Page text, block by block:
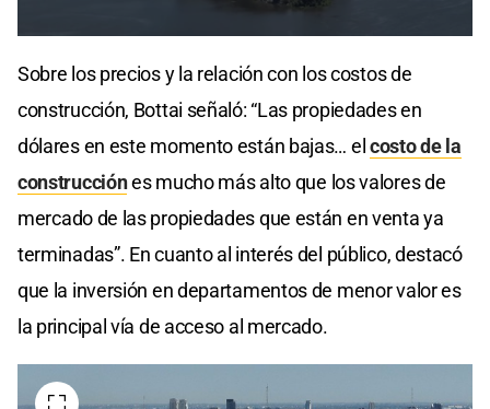
Sobre los precios y la relación con los costos de
construcción, Bottai señaló: “Las propiedades en
dólares en este momento están bajas… elcosto de la
construcciónes mucho más alto que los valores de
mercado de las propiedades que están en venta ya
terminadas”. En cuanto al interés del público, destacó
que la inversión en departamentos de menor valor es
la principal vía de acceso al mercado.